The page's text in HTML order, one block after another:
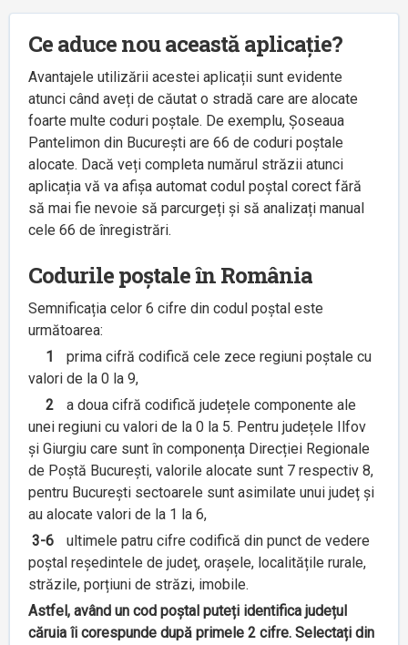
Ce aduce nou această aplicație?
Avantajele utilizării acestei aplicații sunt evidente
atunci când aveți de căutat o stradă care are alocate
foarte multe coduri poștale. De exemplu, Șoseaua
Pantelimon din București are 66 de coduri poștale
alocate. Dacă veți completa numărul străzii atunci
aplicația vă va afișa automat codul poștal corect fără
să mai fie nevoie să parcurgeți și să analizați manual
cele 66 de înregistrări.
Codurile poștale în România
Semnificația celor 6 cifre din codul poștal este
următoarea:
1
prima cifră codifică cele zece regiuni poștale cu
valori de la 0 la 9,
2
a doua cifră codifică județele componente ale
unei regiuni cu valori de la 0 la 5. Pentru județele Ilfov
și Giurgiu care sunt în componența Direcției Regionale
de Poștă București, valorile alocate sunt 7 respectiv 8,
pentru București sectoarele sunt asimilate unui județ și
au alocate valori de la 1 la 6,
3-6
ultimele patru cifre codifică din punct de vedere
poștal reședintele de județ, orașele, localitățile rurale,
străzile, porțiuni de străzi, imobile.
Astfel, având un cod poștal puteți identifica județul
căruia îi corespunde după primele 2 cifre. Selectați din